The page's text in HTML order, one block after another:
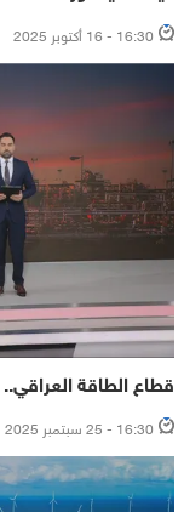
16:30 - 16 أكتوبر 2025
قطاع الطاقة العراقي..
16:30 - 25 سبتمبر 2025